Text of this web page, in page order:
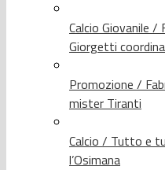
Calcio Giovanile /
Giorgetti
Promozione /
mister Tiranti
Calcio / Tutto e
l’Osimana